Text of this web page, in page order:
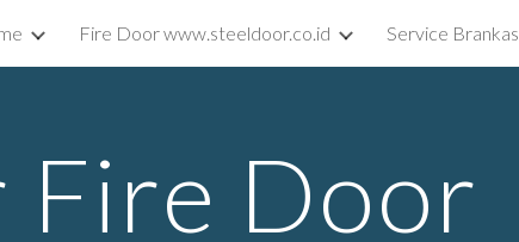
main content Skip to navigation
Fire Door www.steeldoor.co.id Service Brankas
Fire Door